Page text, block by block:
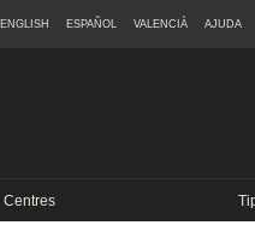
ENGLISH ESPAÑOL VALENCIÀ AJUDA
Centres